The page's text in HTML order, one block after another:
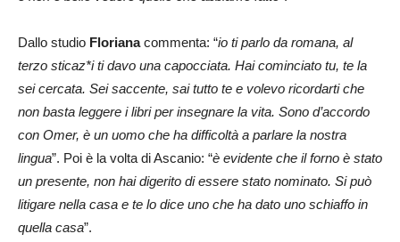
Dallo studio Florianacommenta: “io ti parlo da romana, al
terzo sticaz*i ti davo una capocciata. Hai cominciato tu, te la
sei cercata. Sei saccente, sai tutto te e volevo ricordarti che
non basta leggere i libri per insegnare la vita. Sono d’accordo
con Omer, è un uomo che ha difficoltà a parlare la nostra
lingua”. Poi è la volta di Ascanio: “è evidente che il forno è stato
un presente, non hai digerito di essere stato nominato. Si può
litigare nella casa e te lo dice uno che ha dato uno schiaffo in
quella casa”.